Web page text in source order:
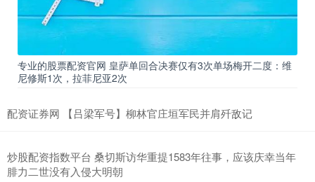
专业的股票配资官网 皇萨单回合决赛仅有3次单场梅开二度：维
尼修斯1次，拉菲尼亚2次
配资证券网 【吕梁军号】柳林官庄垣军民并肩歼敌记
炒股配资指数平台 桑切斯访华重提1583年往事，应该庆幸当年
腓力二世没有入侵大明朝